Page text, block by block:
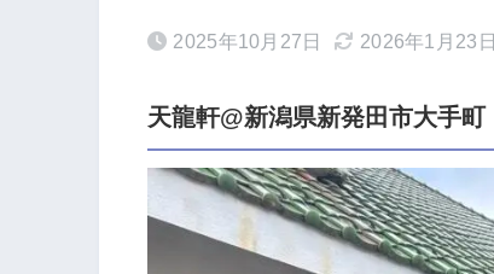
2025年10月27日 2026年1月23日
天龍軒@新潟県新発田市大手町